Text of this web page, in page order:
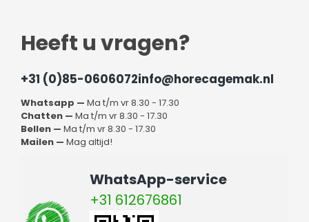
Heeft u vragen?
+31 (0)85-0606072info@horecagemak.nl
Whatsapp — Ma t/m vr 8.30 - 17.30
Chatten — Ma t/m vr 8.30 - 17.30
Bellen — Ma t/m vr 8.30 - 17.30
Mailen — Mag altijd!
WhatsApp-service
+31 612676861